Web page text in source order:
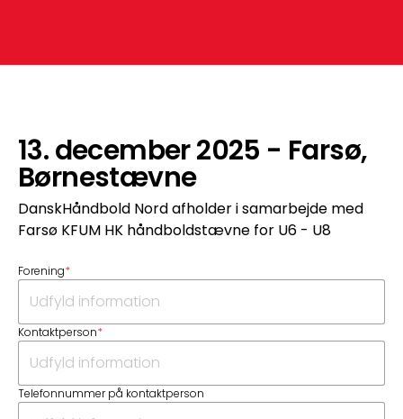
13. december 2025 - Farsø,
Børnestævne
DanskHåndbold Nord afholder i samarbejde med
Farsø KFUM HK håndboldstævne for U6 - U8
Forening*
Kontaktperson*
Telefonnummer på kontaktperson